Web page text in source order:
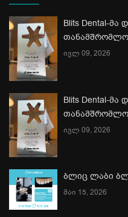
Blits Dental-მა
ივლ 09, 2026
Blits Dental-მა
ივლ 09, 2026
ბლიც ლაბი
მაი 15, 2026